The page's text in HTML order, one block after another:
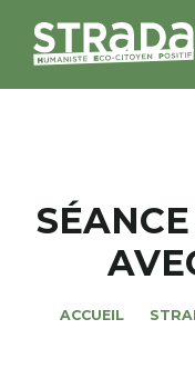
MAGAZINES
NOS THÈMES
ACCUEIL